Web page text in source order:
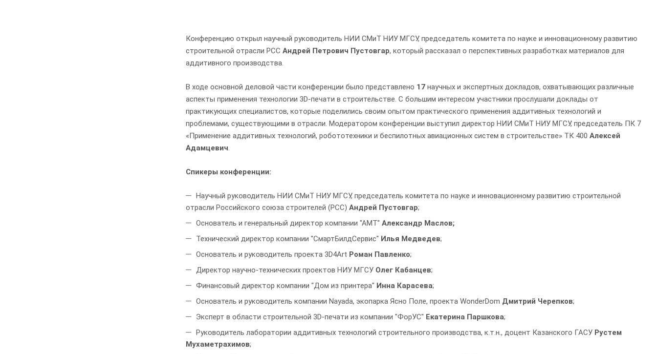
Конференцию открыл научный руководитель НИИ СМиТ НИУ МГСУ, председатель комитета по науке и инновационному развитию
строительной отрасли РСС Андрей Петрович Пустовгар, который рассказал о перспективных разработках материалов для
аддитивного производства.
В ходе основной деловой части конференции было представлено 17 научных и экспертных докладов, охватывающих различные
аспекты применения технологии 3D-печати в строительстве. С большим интересом участники прослушали доклады от
практикующих специалистов, которые поделились своим опытом практического применения аддитивных технологий и
проблемами, существующими в отрасли. Модератором конференции выступил директор НИИ СМиТ НИУ МГСУ, председатель ПК 7
«Применение аддитивных технологий, робототехники и беспилотных авиационных систем в строительстве» ТК 400 Алексей
Адамцевич.
Спикеры конференции:
Научный руководитель НИИ СМиТ НИУ МГСУ, председатель комитета по науке и инновационному развитию строительной
отрасли Российского союза строителей (РСС) Андрей Пустовгар;
Основатель и генеральный директор компании "АМТ" Александр Маслов;
Технический директор компании "СмартБилдСервис" Илья Медведев;
Основатель и руководитель проекта 3D4Art Роман Павленко;
Директор научно-технических проектов НИУ МГСУ Олег Кабанцев;
Финансовый директор компании "Дом из принтера" Инна Карасева;
Основатель и руководитель компании Nayada, экопарка Ясно Поле, проекта WonderDom Дмитрий Черепков;
Эксперт в области строительной 3D-печати из компании "ФорУС" Екатерина Паршкова;
Руководитель лаборатории аддитивных технологий строительного производства, к.т.н., доцент Казанского ГАСУ Рустем
Мухаметрахимов;